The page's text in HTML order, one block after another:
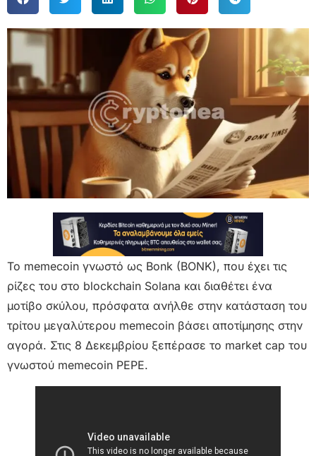
Το memecoin γνωστό ως Bonk (BONK), που έχει τις
ρίζες του στο blockchain Solana και διαθέτει ένα
μοτίβο σκύλου, πρόσφατα ανήλθε στην κατάσταση του
τρίτου μεγαλύτερου memecoin βάσει αποτίμησης στην
αγορά. Στις 8 Δεκεμβρίου ξεπέρασε το market cap του
γνωστού memecoin PEPE.